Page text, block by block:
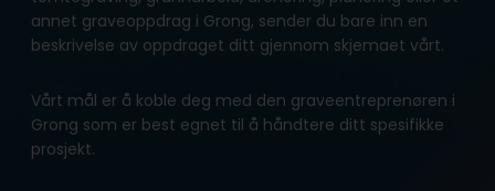
annet graveoppdrag i Grong, sender du bare inn en
beskrivelse av oppdraget ditt gjennom skjemaet vårt.
Vårt mål er å koble deg med den graveentreprenøren i
Grong som er best egnet til å håndtere ditt spesifikke
prosjekt.